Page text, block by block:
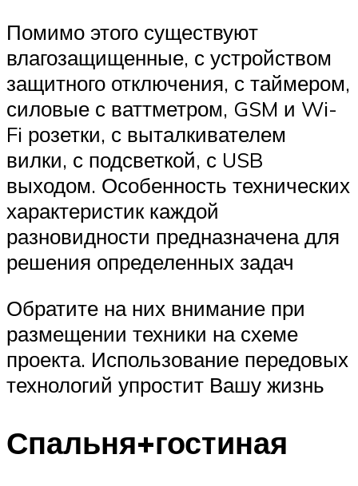
Помимо этого существуют
влагозащищенные, с устройством
защитного отключения, с таймером,
силовые с ваттметром, GSM и Wi-
Fi розетки, с выталкивателем
вилки, с подсветкой, с USB
выходом. Особенность технических
характеристик каждой
разновидности предназначена для
решения определенных задач
Обратите на них внимание при
размещении техники на схеме
проекта. Использование передовых
технологий упростит Вашу жизнь
Спальня+гостиная